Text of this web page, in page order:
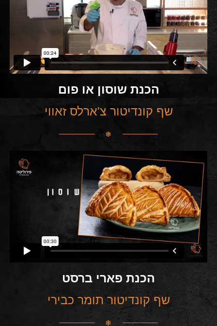
הכנת שוסון או פום
שף קונדיטור צ'ארלס זאווי
הכנת פארי ברסט
שף קונדיטור תומר כבירי